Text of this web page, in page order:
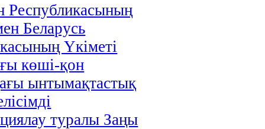
Республикасының
Беларусь
Үкіметі
көші-қон
ынтымақтастық
туралы Заңы